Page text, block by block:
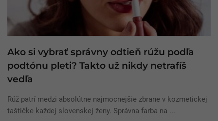
Ako si vybrať správny odtieň rúžu podľa
podtónu pleti? Takto už nikdy netrafíš
vedľa
Rúž patrí medzi absolútne najmocnejšie zbrane v kozmetickej
taštičke každej slovenskej ženy. Správna farba na ...